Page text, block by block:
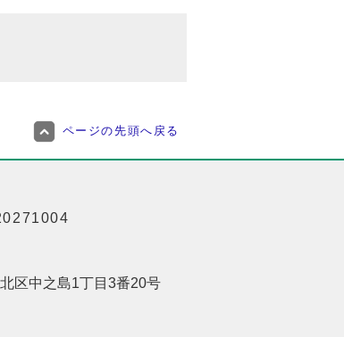
ページの先頭へ戻る
区中之島1丁目3番20号